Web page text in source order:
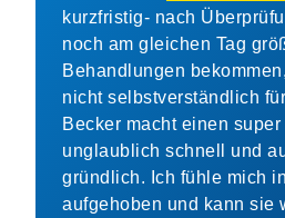
kurzfristig- nach
noch am gleichen Tag
Behandlungen
nicht selbstverständlich
Becker macht einen
unglaublich schnell und
gründlich. Ich fühle mich
aufgehoben und kann sie